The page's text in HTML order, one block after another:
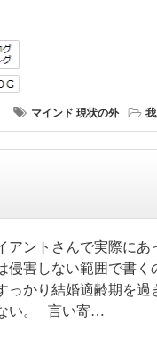
マインド 現状の外
アントさんで実際に
侵害しない範囲で書
っかり結婚適齢期を
い。 言い寄…